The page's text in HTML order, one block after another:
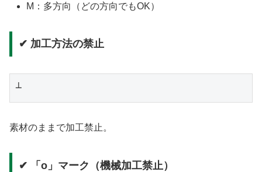
M：多方向（どの方向でもOK）
✔ 加工方法の禁止
素材のままで加工禁止。
✔ 「o」マーク（機械加工禁止）